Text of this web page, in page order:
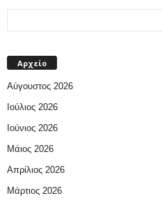
Αρχείο
Αύγουστος 2026
Ιούλιος 2026
Ιούνιος 2026
Μάιος 2026
Απρίλιος 2026
Μάρτιος 2026